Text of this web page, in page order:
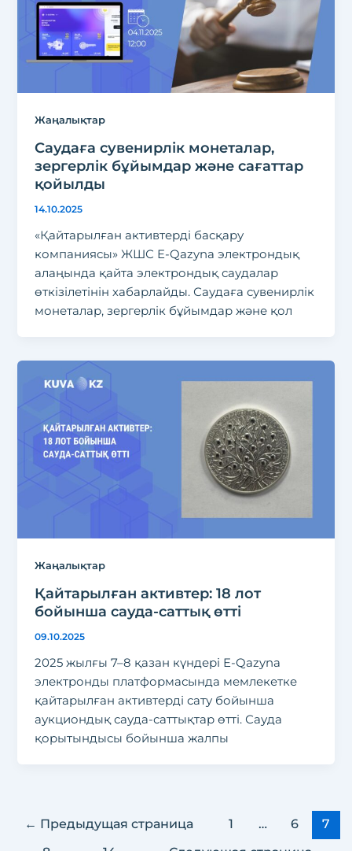
Жаңалықтар
Саудаға сувенирлік монеталар,
зергерлік бұйымдар және сағаттар
қойылды
14.10.2025
«Қайтарылған активтерді басқару
компаниясы» ЖШС E-Qazyna электрондық
алаңында қайта электрондық саудалар
өткізілетінін хабарлайды. Саудаға сувенирлік
монеталар, зергерлік бұйымдар және қол
Жаңалықтар
Қайтарылған активтер: 18 лот
бойынша сауда-саттық өтті
09.10.2025
2025 жылғы 7–8 қазан күндері E-Qazyna
электронды платформасында мемлекетке
қайтарылған активтерді сату бойынша
аукциондық сауда-саттықтар өтті. Сауда
қорытындысы бойынша жалпы
← Предыдущая страница 1 … 6
7